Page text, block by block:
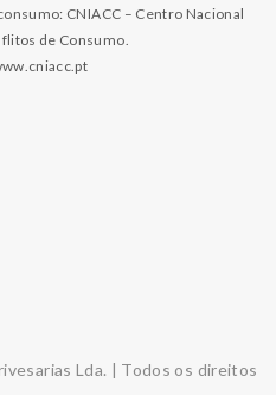
CNIACC – Centro Nacional
de Consumo.
Lda. | Todos os direitos